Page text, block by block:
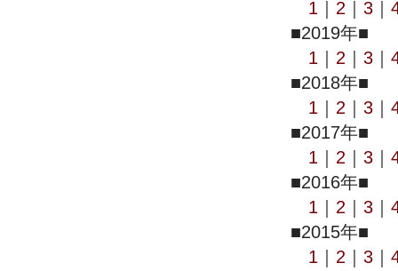
1
2 3
■2019年■
1
2 3
■2018年■
1
2 3
■2017年■
1
2 3
■2016年■
1
2 3
■2015年■
1
2 3